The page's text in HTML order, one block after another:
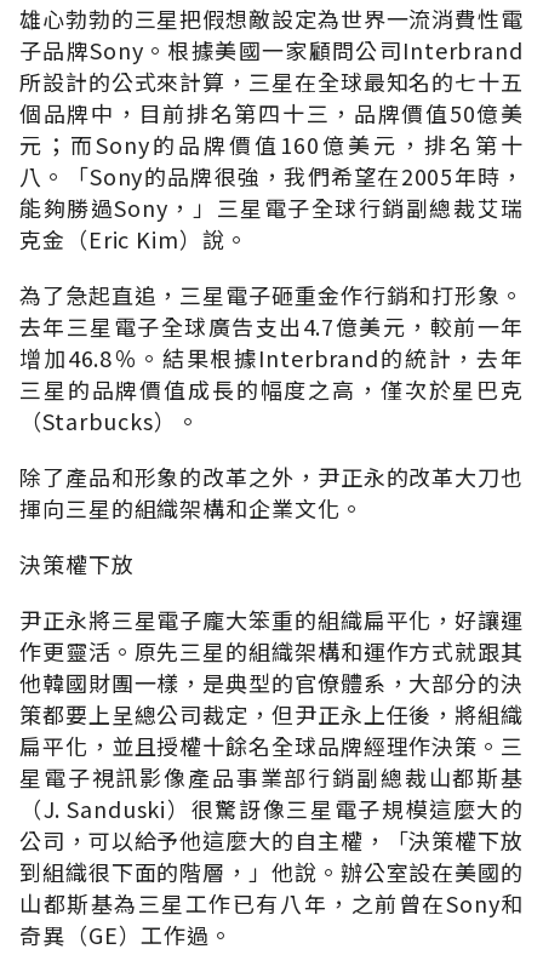
雄心勃勃的三星把假想敵設定為世界一流消費性電
子品牌Sony。根據美國一家顧問公司Interbrand
所設計的公式來計算，三星在全球最知名的七十五
個品牌中，目前排名第四十三，品牌價值50億美
元；而Sony的品牌價值160億美元，排名第十
八。「Sony的品牌很強，我們希望在2005年時，
能夠勝過Sony，」三星電子全球行銷副總裁艾瑞
克金（Eric Kim）說。
為了急起直追，三星電子砸重金作行銷和打形象。
去年三星電子全球廣告支出4.7億美元，較前一年
增加46.8％。結果根據Interbrand的統計，去年
三星的品牌價值成長的幅度之高，僅次於星巴克
（Starbucks）。
除了產品和形象的改革之外，尹正永的改革大刀也
揮向三星的組織架構和企業文化。
決策權下放
尹正永將三星電子龐大笨重的組織扁平化，好讓運
作更靈活。原先三星的組織架構和運作方式就跟其
他韓國財團一樣，是典型的官僚體系，大部分的決
策都要上呈總公司裁定，但尹正永上任後，將組織
扁平化，並且授權十餘名全球品牌經理作決策。三
星電子視訊影像產品事業部行銷副總裁山都斯基
（J. Sanduski）很驚訝像三星電子規模這麼大的
公司，可以給予他這麼大的自主權，「決策權下放
到組織很下面的階層，」他說。辦公室設在美國的
山都斯基為三星工作已有八年，之前曾在Sony和
奇異（GE）工作過。